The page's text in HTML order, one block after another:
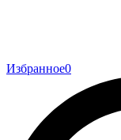
Избранное0